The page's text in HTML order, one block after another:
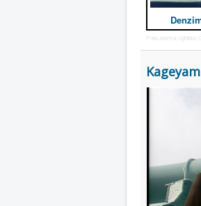
Free Joomla Lightbox